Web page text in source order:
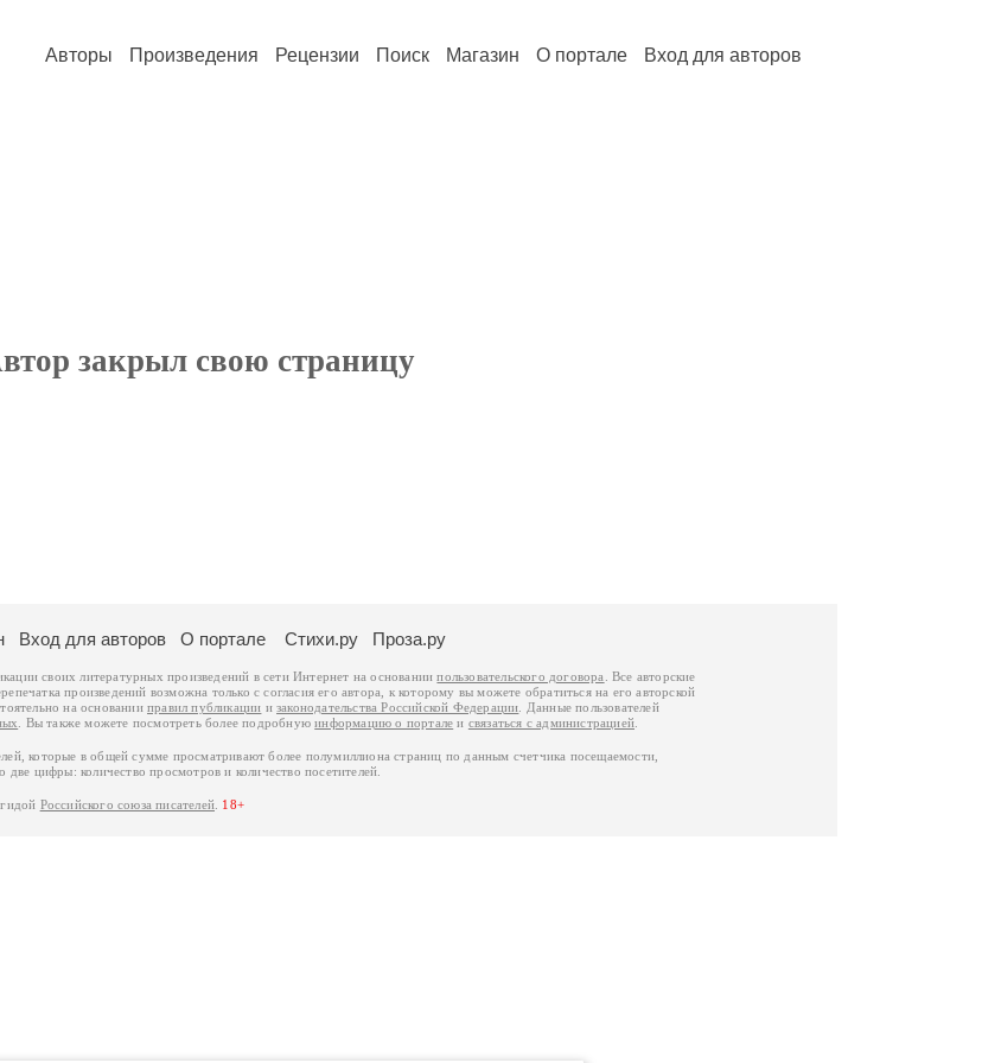
Авторы Произведения Рецензии Поиск Магазин О портале Вход для авторов
закрыл свою страницу
Вход для авторов О портале Стихи.ру Проза.ру
своих литературных произведений в сети Интернет на основаниипользовательского договора
. Все авторские
произведений возможна только с согласия его автора, к которому вы можете обратиться на его авторской
на основанииправил публикации изаконодательства Российской Федерации . Данные пользователей
. Вы также можете посмотреть более подробнуюинформацию о портале и связаться с администрацией
которые в общей сумме просматривают более полумиллиона страниц по данным счетчика посещаемости,
цифры: количество просмотров и количество посетителей.
Российского союза писателей 18+